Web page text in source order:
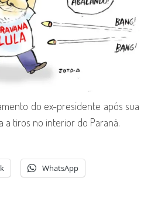
do ex-presidente após sua
a tiros no interior do Paraná.
WhatsApp